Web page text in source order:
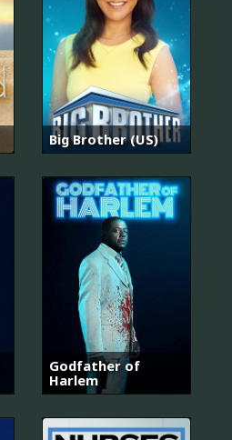
Big Brother (US)
Godfather of
Harlem